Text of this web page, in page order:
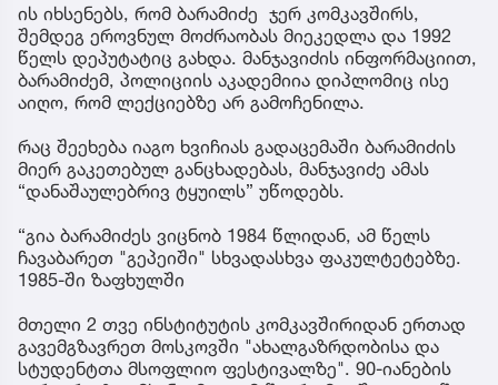
ის იხსენებს, რომ ბარამიძე ჯერ კომკავშირს,
შემდეგ ეროვნულ მოძრაობას მიეკედლა და 1992
წელს დეპუტატიც გახდა. მანჯავიძის ინფორმაციით,
ბარამიძემ, პოლიციის აკადემიია დიპლომიც ისე
აიღო, რომ ლექციებზე არ გამოჩენილა.
რაც შეეხება იაგო ხვიჩიას გადაცემაში ბარამიძის
მიერ გაკეთებულ განცხადებას, მანჯავიძე ამას
“დანაშაულებრივ ტყუილს” უწოდებს.
“გია ბარამიძეს ვიცნობ 1984 წლიდან, ამ წელს
ჩავაბარეთ "გეპეიში" სხვადასხვა ფაკულტეტებზე.
1985-ში ზაფხულში
მთელი 2 თვე ინსტიტუტის კომკავშირიდან ერთად
გავემგზავრეთ მოსკოვში "ახალგაზრდობისა და
სტუდენტთა მსოფლიო ფესტივალზე". 90-იანების